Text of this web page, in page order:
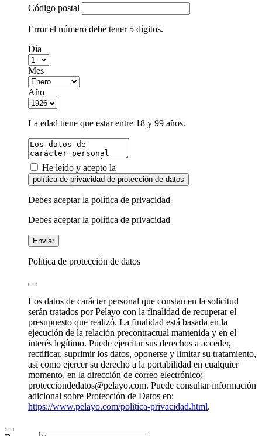
Código postal
Error el número debe tener 5 dígitos.
Día
Mes
Año
La edad tiene que estar entre 18 y 99 años.
He leído y acepto la
política de privacidad de protección de datos
Debes aceptar la política de privacidad
Debes aceptar la política de privacidad
Enviar
Política de protección de datos
Los datos de carácter personal que constan en la solicitud
serán tratados por Pelayo con la finalidad de recuperar el
presupuesto que realizó. La finalidad está basada en la
ejecución de la relación precontractual mantenida y en el
interés legítimo. Puede ejercitar sus derechos a acceder,
rectificar, suprimir los datos, oponerse y limitar su tratamiento,
así como ejercer su derecho a la portabilidad en cualquier
momento, en la dirección de correo electrónico:
protecciondedatos@pelayo.com. Puede consultar información
adicional sobre Protección de Datos en:
https://www.pelayo.com/politica-privacidad.html.